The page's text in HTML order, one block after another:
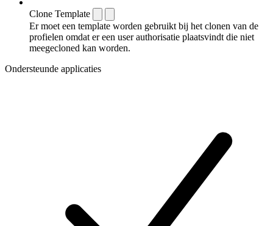
Clone Template
Er moet een template worden gebruikt bij het clonen van de
profielen omdat er een user authorisatie plaatsvindt die niet
meegecloned kan worden.
Ondersteunde applicaties